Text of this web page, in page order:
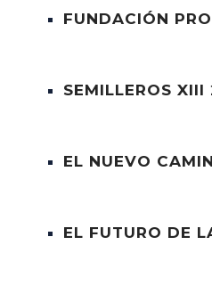
FUNDACIÓN
SEMILLEROS
EL NUEVO
EL FUTURO DE